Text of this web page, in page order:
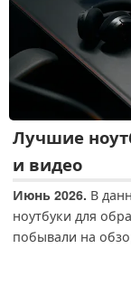
Лучшие
и видео
Июнь 2026. В
ноутбуки для
побывали на
обновляем его